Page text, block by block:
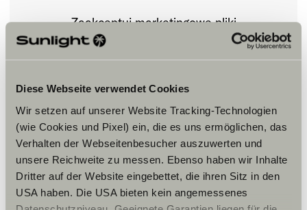
Diese Webseite verwendet Cookies
Wir setzen auf unserer Website Tracking-Technologien
(wie Cookies und Pixel) ein, die es uns ermöglichen, das
Verhalten der Webseitenbesucher auszuwerten und
unsere Reichweite zu messen. Ebenso haben wir Inhalte
Dritter auf der Website eingebettet, die ihren Sitz in den
USA haben. Die USA bieten kein angemessenes
Zaakceptuj marketingowe pliki
cookie, aby zobaczyć treści.
Ustawienia plików cookie